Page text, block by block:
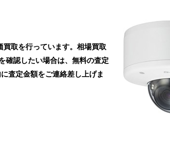
取を行っています。相場買取
確認したい場合は、無料の査定
査定金額をご連絡差し上げま